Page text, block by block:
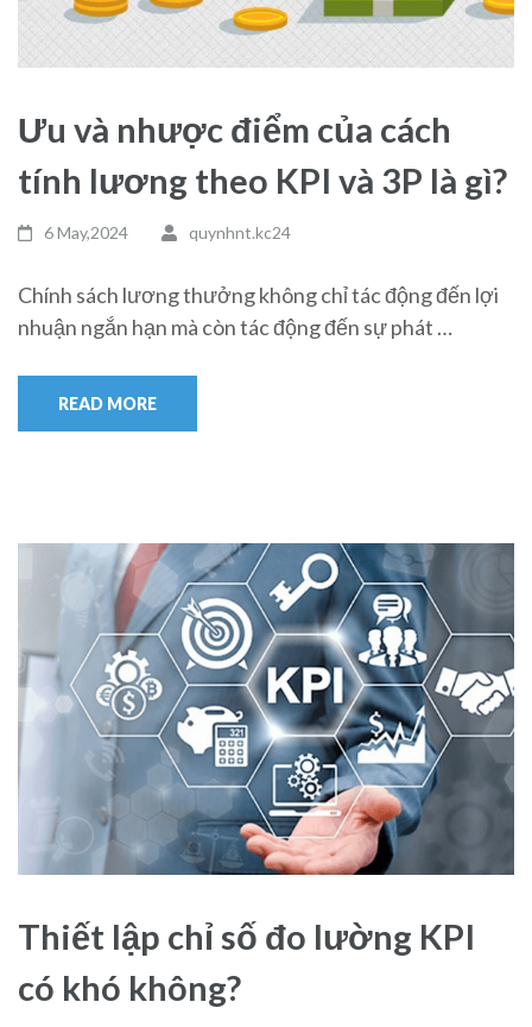
Ưu và nhược điểm của cách
tính lương theo KPI và 3P là gì?
6 May,2024 quynhnt.kc24
Chính sách lương thưởng không chỉ tác động đến lợi
nhuận ngắn hạn mà còn tác động đến sự phát …
READ MORE
Thiết lập chỉ số đo lường KPI
có khó không?